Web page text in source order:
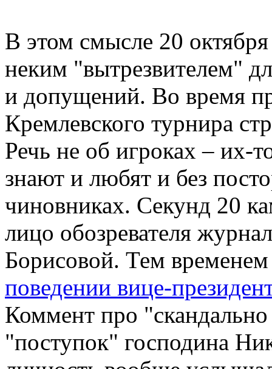
В этом смысле 20
неким "вытрезвителем"
и допущений. Во время
Кремлевского турнира
Речь не об игроках – их-
знают и любят и без
чиновниках. Секунд 20
лицо обозревателя
Борисовой. Тем
поведении вице-
Коммент про
"поступок" господина